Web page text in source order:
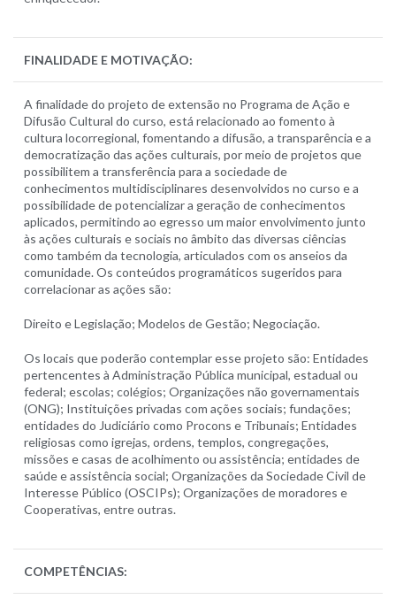
FINALIDADE E MOTIVAÇÃO:
A finalidade do projeto de extensão no Programa de Ação e
Difusão Cultural do curso, está relacionado ao fomento à
cultura locorregional, fomentando a difusão, a transparência e a
democratização das ações culturais, por meio de projetos que
possibilitem a transferência para a sociedade de
conhecimentos multidisciplinares desenvolvidos no curso e a
possibilidade de potencializar a geração de conhecimentos
aplicados, permitindo ao egresso um maior envolvimento junto
às ações culturais e sociais no âmbito das diversas ciências
como também da tecnologia, articulados com os anseios da
comunidade. Os conteúdos programáticos sugeridos para
correlacionar as ações são:
Direito e Legislação; Modelos de Gestão; Negociação.
Os locais que poderão contemplar esse projeto são: Entidades
pertencentes à Administração Pública municipal, estadual ou
federal; escolas; colégios; Organizações não governamentais
(ONG); Instituições privadas com ações sociais; fundações;
entidades do Judiciário como Procons e Tribunais; Entidades
religiosas como igrejas, ordens, templos, congregações,
missões e casas de acolhimento ou assistência; entidades de
saúde e assistência social; Organizações da Sociedade Civil de
Interesse Público (OSCIPs); Organizações de moradores e
Cooperativas, entre outras.
COMPETÊNCIAS: